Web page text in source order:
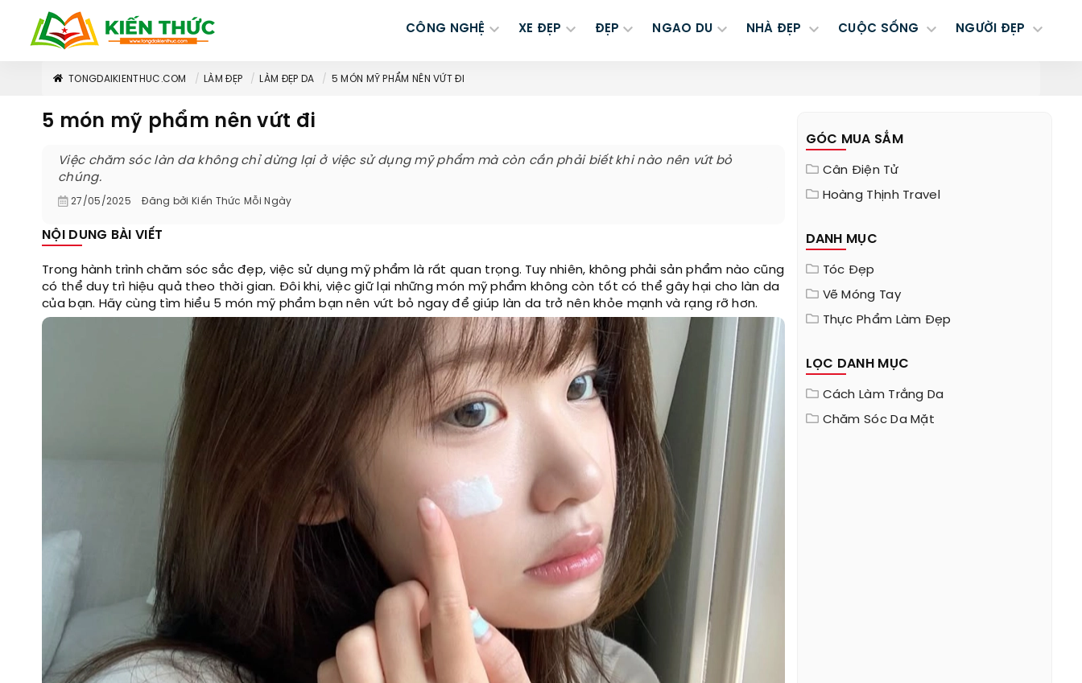
CÔNG NGHỆ XE ĐẸP ĐẸP NGAO DU NHÀ ĐẸP CUỘC SỐNG NGƯỜI ĐẸP
TONGDAIKIENTHUC.COM LÀM ĐẸP LÀM ĐẸP DA 5 MÓN MỸ PHẨM NÊN VỨT ĐI
5 món mỹ phẩm nên vứt đi
Việc chăm sóc làn da không chỉ dừng lại ở việc sử dụng mỹ phẩm mà còn cần phải biết khi nào nên vứt bỏ
chúng.
27/05/2025 Đăng bởi Kiến Thức Mỗi Ngày
NỘI DUNG BÀI VIẾT
Trong hành trình chăm sóc sắc đẹp, việc sử dụng mỹ phẩm là rất quan trọng. Tuy nhiên, không phải sản phẩm nào cũng
có thể duy trì hiệu quả theo thời gian. Đôi khi, việc giữ lại những món mỹ phẩm không còn tốt có thể gây hại cho làn da
của bạn. Hãy cùng tìm hiểu 5 món mỹ phẩm bạn nên vứt bỏ ngay để giúp làn da trở nên khỏe mạnh và rạng rỡ hơn.
GÓC MUA SẮM
Cân Điện Tử
Hoàng Thịnh Travel
DANH MỤC
Tóc Đẹp
Vẽ Móng Tay
Thực Phẩm Làm Đẹp
LỌC DANH MỤC
Cách Làm Trắng Da
Chăm Sóc Da Mặt